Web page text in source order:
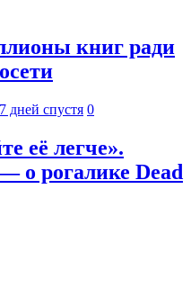
книг ради
7 дней спустя 0
её легче».
о рогалике Dead